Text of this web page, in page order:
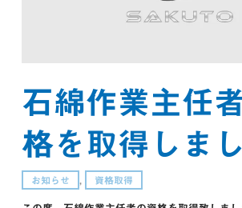
石綿作業主任
格を取得しま
お知らせ , 資格取得